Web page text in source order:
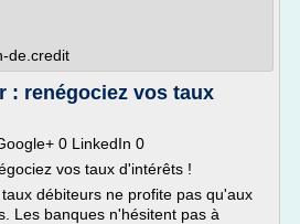
de.credit
: renégociez vos taux
0 LinkedIn 0
vos taux d'intérêts !
débiteurs ne profite pas qu'aux
Les banques n'hésitent pas à